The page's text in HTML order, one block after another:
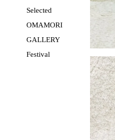
Selected
OMAMORI
GALLERY
Festival